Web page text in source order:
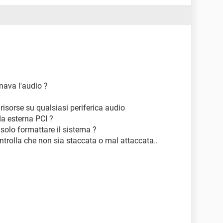
ISA, 5 PCI, 1 AGP, 3 DIMM)
(COM1)
(LPT1)
64/Model 64 Pro (Microsoft Corporation) (32
l'audio ?
su qualsiasi periferica audio
esterna PCI ?
formattare il sistema ?
che non sia staccata o mal attaccata..